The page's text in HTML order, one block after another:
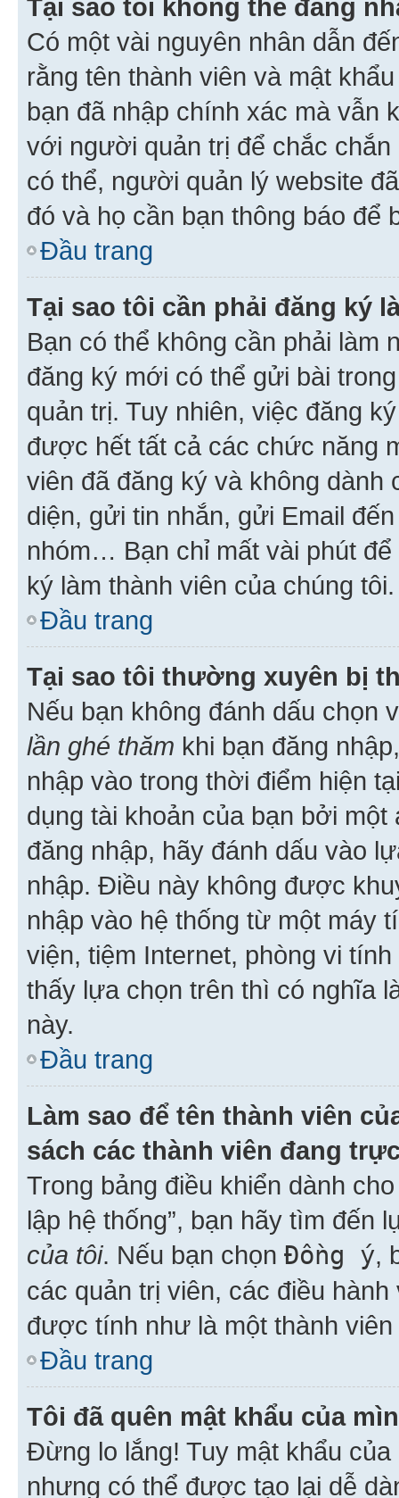
Tại sao tôi không thể đăng
Có một vài nguyên nhân dẫn
rằng tên thành viên và mật
bạn đã nhập chính xác mà vẫn
với người quản trị để chắc
có thể, người quản lý website
đó và họ cần bạn thông báo để
Đầu trang
Tại sao tôi cần phải đăng ký
Bạn có thể không cần phải làm
đăng ký mới có thể gửi bài
quản trị. Tuy nhiên, việc đăng
được hết tất cả các chức năng
viên đã đăng ký và không
diện, gửi tin nhắn, gửi Email
nhóm… Bạn chỉ mất vài phút
ký làm thành viên của chúng tôi.
Đầu trang
Tại sao tôi thường xuyên bị
Nếu bạn không đánh dấu chọn
lần ghé thăm khi bạn đăng
nhập vào trong thời điểm hiện
dụng tài khoản của bạn bởi
đăng nhập, hãy đánh dấu vào
nhập. Điều này không được
nhập vào hệ thống từ một máy
viện, tiệm Internet, phòng vi
thấy lựa chọn trên thì có nghĩa
này.
Đầu trang
Làm sao để tên thành viên
sách các thành viên đang
Trong bảng điều khiển dành
lập hệ thống”, bạn hãy tìm đến
của tôi. Nếu bạn chọn Đồng ý,
các quản trị viên, các điều
được tính như là một thành viên
Đầu trang
Tôi đã quên mật khẩu của
Đừng lo lắng! Tuy mật khẩu
nhưng có thể được tạo lại dễ